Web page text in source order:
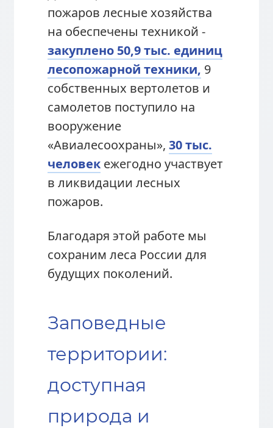
пожаров лесные хозяйства
на обеспечены техникой -
закуплено 50,9 тыс. единиц
лесопожарной техники, 9
собственных вертолетов и
самолетов поступило на
вооружение
«Авиалесоохраны», 30 тыс.
человекежегодно участвует
в ликвидации лесных
пожаров.
Благодаря этой работе мы
сохраним леса России для
будущих поколений.
Заповедные
территории:
доступная
природа и